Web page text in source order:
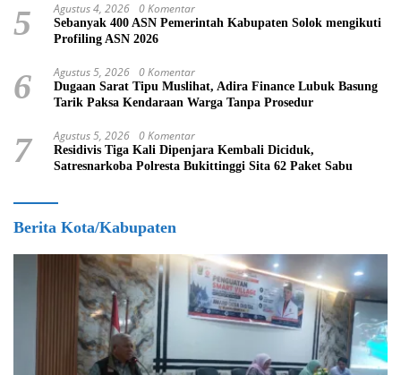
5 Agustus 4, 2026 0 Komentar
Sebanyak 400 ASN Pemerintah Kabupaten Solok mengikuti
Profiling ASN 2026
6 Agustus 5, 2026 0 Komentar
Dugaan Sarat Tipu Muslihat, Adira Finance Lubuk Basung
Tarik Paksa Kendaraan Warga Tanpa Prosedur
7 Agustus 5, 2026 0 Komentar
Residivis Tiga Kali Dipenjara Kembali Diciduk,
Satresnarkoba Polresta Bukittinggi Sita 62 Paket Sabu
Berita Kota/Kabupaten